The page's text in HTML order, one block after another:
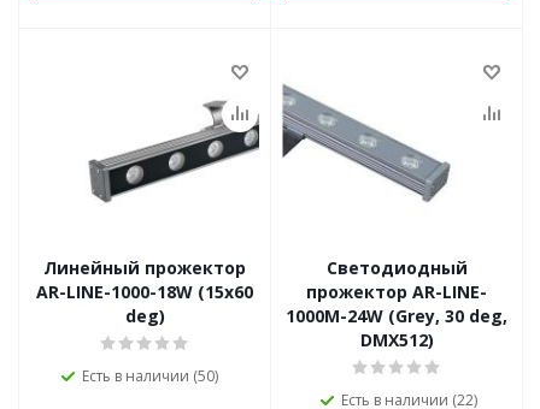
Линейный прожектор
AR-LINE-1000-18W (15x60
deg)
Есть в наличии (50)
Светодиодный
прожектор AR-LINE-
1000M-24W (Grey, 30 deg,
DMX512)
Есть в наличии (22)